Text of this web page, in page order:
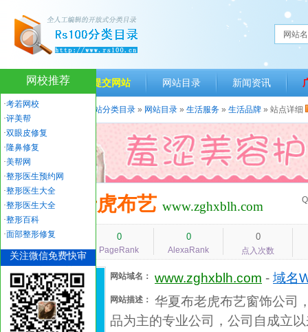
网站
网站首页 提交网站 网站目录 新闻资讯
当前位置： 人生一百网站分类目录 » 网站目录 » 生活服务 » 生活品牌 » 站点详细
华夏布老虎布艺 www.zghxblh.com
1725
人气指数
0
PageRank
0
AlexaRank
0
点入次数
网站域名： www.zghxblh.com - 域名
网站描述：
华夏布老虎布艺窗饰公司
品为主的专业公司，公司自成立
网校推荐
·考若网校
·评美帮
·双眼皮修复
·隆鼻修复
·美帮网
·整形医生预约网
·整形医生大全
·整形医生大全
·整形百科
·面部整形修复
关注微信免费快审